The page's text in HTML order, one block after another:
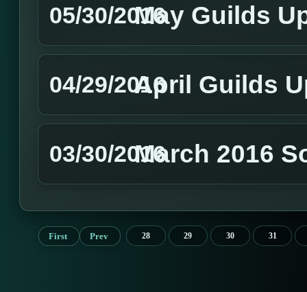
05/30/2016May Guilds
04/29/2016April Guilds
03/30/2016March 2016
First Prev 28 29 30 31